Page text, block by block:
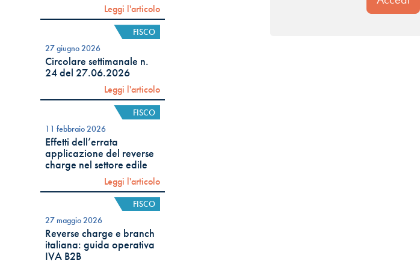
Leggi l'articolo
FISCO
27 giugno 2026
Circolare settimanale n.
24 del 27.06.2026
Leggi l'articolo
FISCO
11 febbraio 2026
Effetti dell’errata
applicazione del reverse
charge nel settore edile
Leggi l'articolo
FISCO
27 maggio 2026
Reverse charge e branch
italiana: guida operativa
IVA B2B